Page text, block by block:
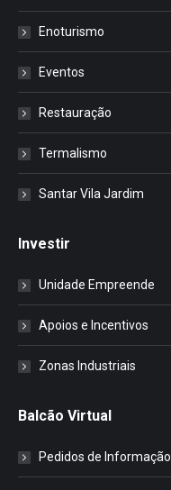
Enoturismo
Eventos
Restauração
Termalismo
Santar Vila Jardim
Investir
Unidade Empreende
Apoios e Incentivos
Zonas Industriais
Balcão Virtual
Pedidos de Informação